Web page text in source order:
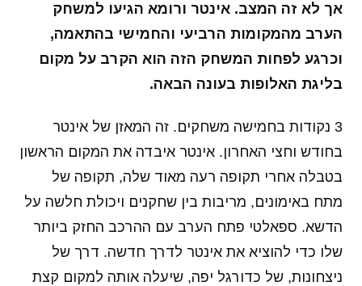
אך לא זה המצב. אינטר ורומא הגיעו למשחק
הערב מהמקומות הרביעי והחמישי בהתאמה,
וכרגע לפחות המשחק הזה הוא הקרב על מקום
בליגת האלופות בעונה הבאה.
3 נקודות בחמישה משחקים. זה המאזן של אינטר
בחודש וחצי האחרון. אינטר איבדה את המקום הראשון
בטבלה אחרי תקופה רעה מאוד שלה, תקופה של
מתח באימונים, מריבות בין שחקנים ויכולת חלשה על
הדשא. ספאלטי פתח הערב עם ההרכב החזק ביותר
שלו כדי להוציא את אינטר לדרך חדשה. דרך של
ניצחונות, של כדורגל יפה, שיעלה אותה למקום קצת